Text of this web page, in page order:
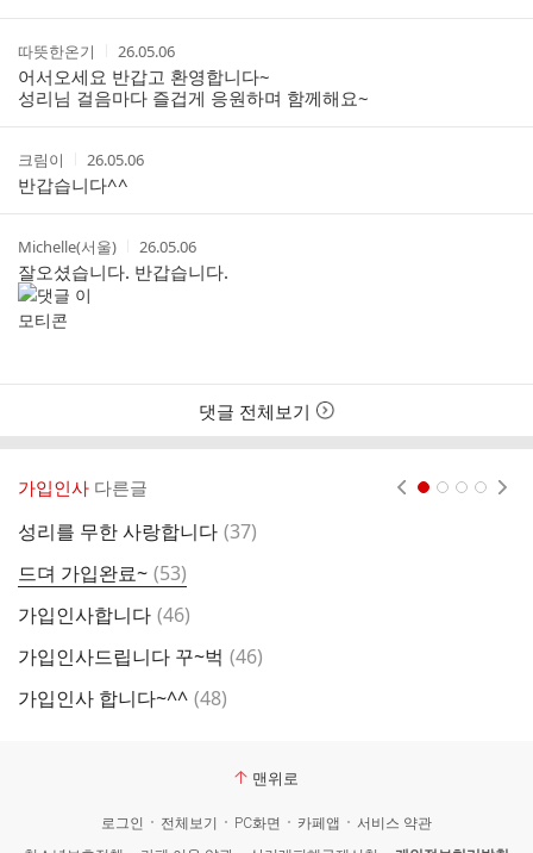
작
성
자
따뜻한온기
작
성
시
간
26.05.06
어서오세요 반갑고 환영합니다~
성리님 걸음마다 즐겁게 응원하며 함께해요~
작
성
자
크림이
작
성
시
간
26.05.06
반갑습니다^^
작
성
자
Michelle(서울)
작
성
시
26.05.06
잘오셨습니다. 반갑습니다.
댓글 전체보기
가입인사 다른글
성리를 무한 사랑합니다 댓
(37)
드뎌 가입완료~ 댓
글
(53)
가입인사합니다 댓
(46)
가입인사드립니다 꾸~벅 댓
(46)
가입인사 합니다~^^ 댓
(48)
맨위로
로그인 전체보기 PC화면 카페앱
서비스 약관